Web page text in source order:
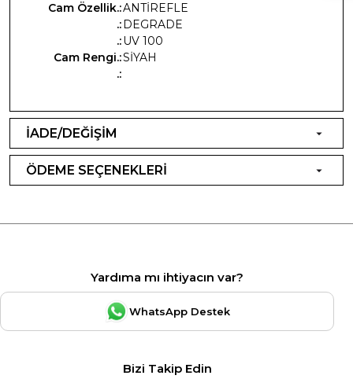
Cam Özellik.:ANTİREFLE
.:DEGRADE
.:UV 100
Cam Rengi.:SİYAH
.:
İADE/DEĞİŞİM
ÖDEME SEÇENEKLERİ
Yardıma mı ihtiyacın var?
WhatsApp Destek
Bizi Takip Edin